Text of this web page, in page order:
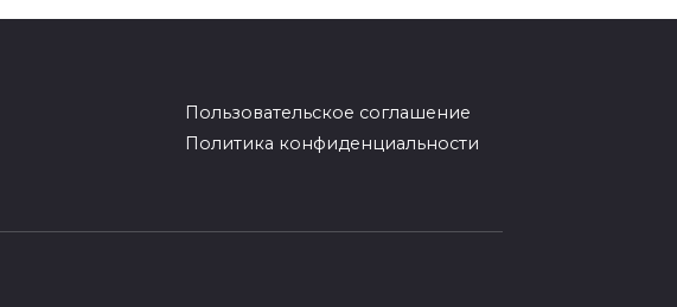
Пользовательское соглашение
Политика конфиденциальности